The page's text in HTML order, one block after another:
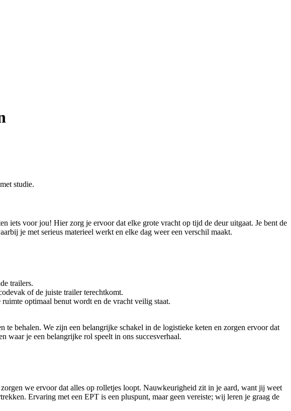
studie.
iets voor jou! Hier zorg je ervoor dat elke grote vracht op tijd de deur uitgaat. Je bent de
je met serieus materieel werkt en elke dag weer een verschil maakt.
trailers.
of de juiste trailer terechtkomt.
optimaal benut wordt en de vracht veilig staat.
behalen. We zijn een belangrijke schakel in de logistieke keten en zorgen ervoor dat
waar je een belangrijke rol speelt in ons succesverhaal.
we ervoor dat alles op rolletjes loopt. Nauwkeurigheid zit in je aard, want jij weet
Ervaring met een EPT is een pluspunt, maar geen vereiste; wij leren je graag de